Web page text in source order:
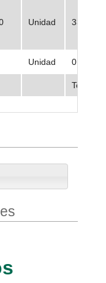
Unidad
Unidad 0,00
Total